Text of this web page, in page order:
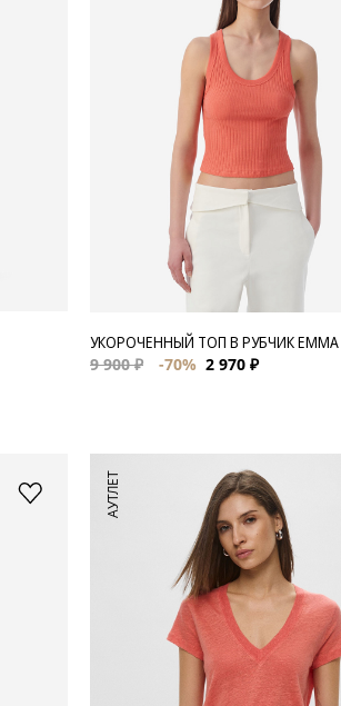
УКОРОЧЕННЫЙ ТОП В РУБЧИК EMMA
9 900 ₽
-70% 2 970 ₽
АУТЛЕТ